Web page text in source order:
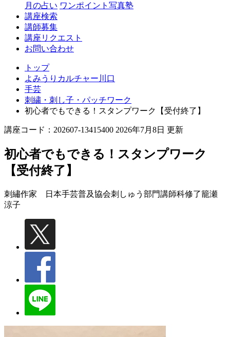
月の占い ワンポイント写真塾
講座検索
講師募集
講座リクエスト
お問い合わせ
トップ
よみうりカルチャー川口
手芸
刺繍・刺し子・パッチワーク
初心者でもできる！スタンプワーク【受付終了】
講座コード：202607-13415400 2026年7月8日 更新
初心者でもできる！スタンプワーク
【受付終了】
刺繡作家 日本手芸普及協会刺しゅう部門講師科修了籠瀬
涼子